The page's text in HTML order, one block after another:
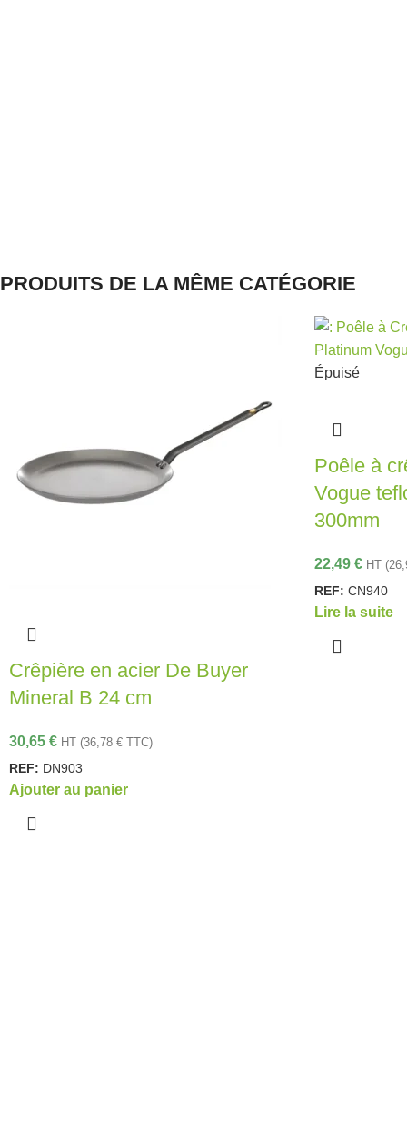
PRODUITS DE LA MÊME CATÉGORIE
Crêpière en acier De Buyer
Mineral B 24 cm
30,65 € HT (36,78 € TTC)
REF: DN903
Ajouter au panier
Épuisé
Poêle à
Vogue
300mm
22,49 € HT (
REF: CN940
Lire la suite